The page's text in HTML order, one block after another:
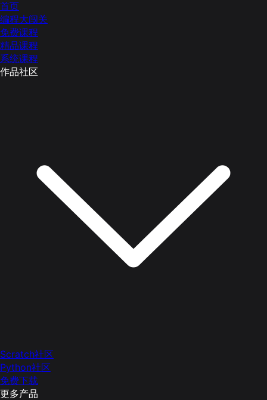
首页
编程大闯关
免费课程
精品课程
系统课程
作品社区
Scratch社区
Python社区
免费下载
更多产品